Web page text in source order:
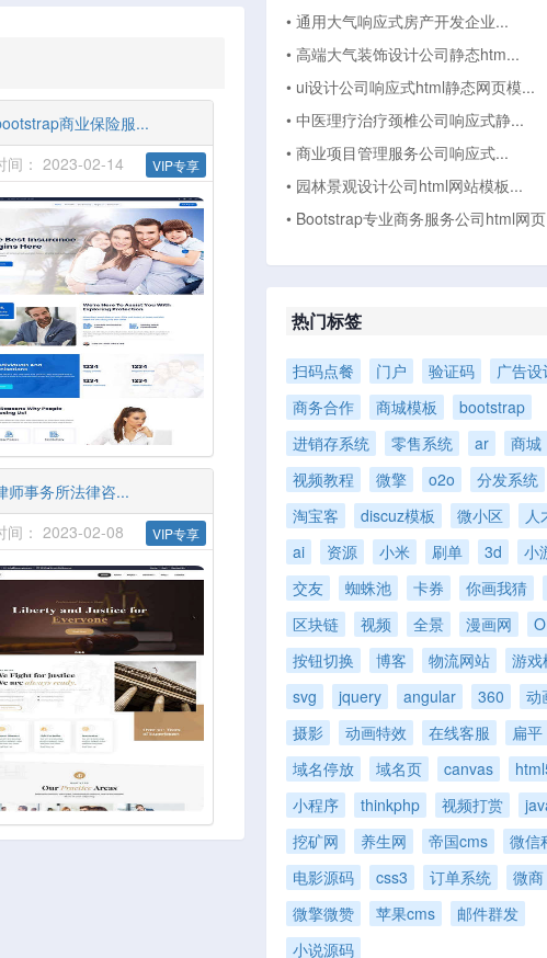
商业保险服...
间： 2023-02-14
VIP专享
师事务所法律咨...
间： 2023-02-08
VIP专享
• 通用大气响应式房产开发企业...
• 高端大气装饰设计公司静态htm...
• ui设计公司响应式html静态网页模...
• 中医理疗治疗颈椎公司响应式静...
• 商业项目管理服务公司响应式...
• 园林景观设计公司html网站模板...
• Bootstrap专业商务服务公司html网
热门标签
扫码点餐 门户 验证码
广告设
商务合作
商城模板
bootstrap
进销存系统
零售系统 ar
商城
视频教程
微擎 o2o
分发系统
淘宝客
discuz模板 微小区
人
ai
资源 小米 刷单 3d
小
交友
蜘蛛池 卡券
你画我猜
区块链
视频 全景 漫画网
按钮切换
博客 物流网站
游戏
svg
jquery angular 360
动
摄影
动画特效 在线客服
扁平
域名停放
域名页 canvas
小程序
thinkphp 视频打赏
挖矿网
养生网 帝国cms
微信
电影源码
css3 订单系统
微商
微擎微赞
苹果cms
邮件群发
小说源码